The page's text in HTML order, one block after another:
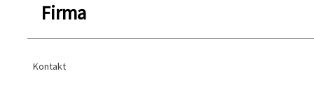
Firma
Kontakt
Kontakt